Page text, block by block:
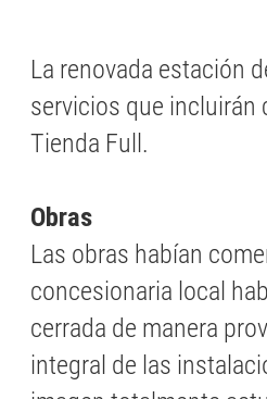
La renovada estación
servicios que incluirán
Tienda Full.
Obras
Las obras habían
concesionaria local
cerrada de manera
integral de las